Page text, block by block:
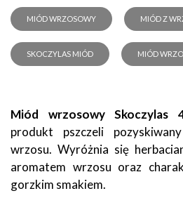
MIÓD WRZOSOWY MIÓD Z
SKOCZYLAS MIÓD MIÓD
Miód wrzosowy Skoczylas
produkt pszczeli
wrzosu. Wyróżnia się
aromatem wrzosu oraz
gorzkim smakiem.